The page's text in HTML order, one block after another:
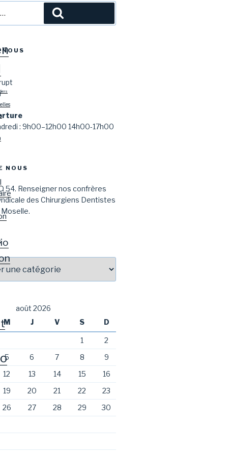
: 9h00–12h00 14h00-17h00
NOUS
54. Renseigner nos confrères
des Chirurgiens Dentistes
août 2026
M
J V S D
1
2
5
6 7 8
9
12
13 14 15
16
19
20 21 22
23
26
27 28 29 30